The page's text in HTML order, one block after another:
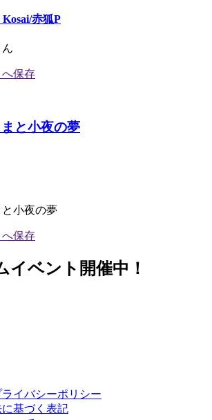
Kosai/赤狐P
と小夜の夢
小夜の夢
イベント開催中！
イバシーポリシー
基づく表記